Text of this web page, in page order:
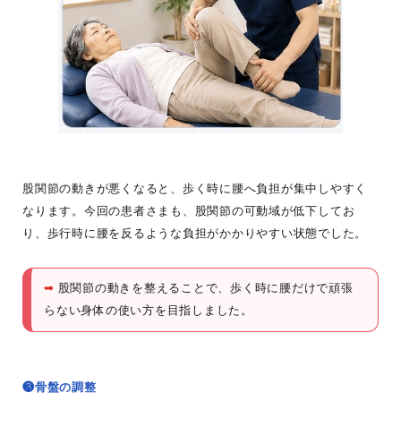
股関節の動きが悪くなると、歩く時に腰へ負担が集中しやすく
なります。今回の患者さまも、股関節の可動域が低下してお
り、歩行時に腰を反るような負担がかかりやすい状態でした。
➡ 股関節の動きを整えることで、歩く時に腰だけで頑張
らない身体の使い方を目指しました。
❸骨盤の調整